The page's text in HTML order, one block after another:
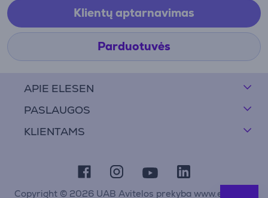
APIE ELESEN
PASLAUGOS
KLIENTAMS
Klientų aptarnavimas
Parduotuvės
Copyright © 2026 UAB Avitelos prekyba www.elesen.lt